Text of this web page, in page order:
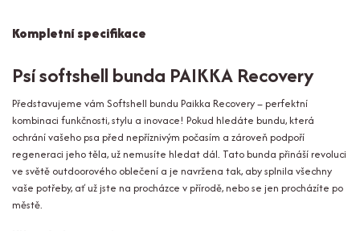
Kompletní specifikace
Psí softshell bunda PAIKKA Recovery
Představujeme vám Softshell bundu Paikka Recovery – perfektní
kombinaci funkčnosti, stylu a inovace! Pokud hledáte bundu, která
ochrání vašeho psa před nepříznivým počasím a zároveň podpoří
regeneraci jeho těla, už nemusíte hledat dál. Tato bunda přináší revoluci
ve světě outdoorového oblečení a je navržena tak, aby splnila všechny
vaše potřeby, ať už jste na procházce v přírodě, nebo se jen procházíte po
městě.